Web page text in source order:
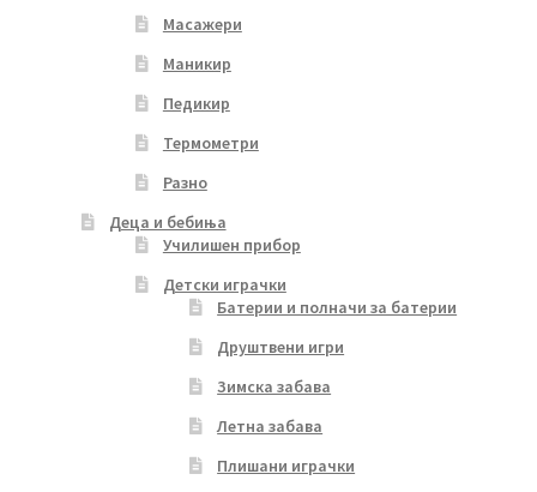
Масажери
Маникир
Педикир
Термометри
Разно
Деца и бебиња
Училишен прибор
Детски играчки
Батерии и полначи за батерии
Друштвени игри
Зимска забава
Летна забава
Плишани играчки